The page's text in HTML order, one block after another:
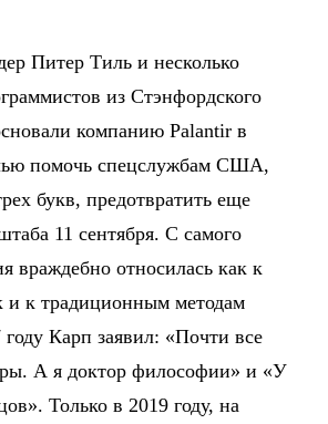
Питер Тиль и несколько
из Стэнфордского
компанию Palantir в
помочь спецслужбам США,
букв, предотвратить еще
11 сентября. С самого
враждебно относилась как к
и к традиционным методам
Карп заявил: «Почти все
А я доктор философии» и «У
Только в 2019 году, на